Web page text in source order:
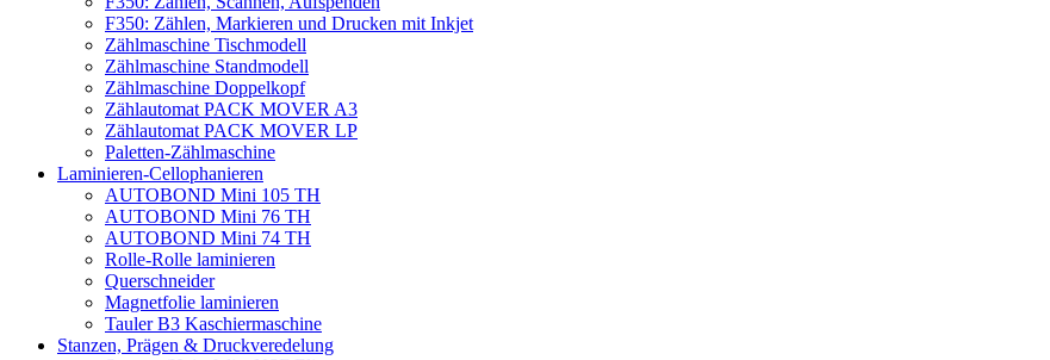
F350: Zählen, Markieren und Drucken mit Inkjet
Zählmaschine Tischmodell
Zählmaschine Standmodell
Zählmaschine Doppelkopf
Zählautomat PACK MOVER A3
Zählautomat PACK MOVER LP
Paletten-Zählmaschine
Laminieren-Cellophanieren
AUTOBOND Mini 105 TH
AUTOBOND Mini 76 TH
AUTOBOND Mini 74 TH
Rolle-Rolle laminieren
Querschneider
Magnetfolie laminieren
Tauler B3 Kaschiermaschine
Stanzen, Prägen & Druckveredelung